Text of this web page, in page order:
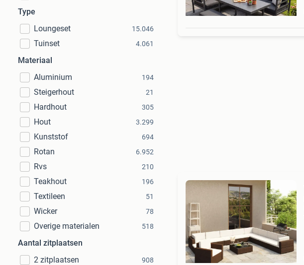
Type
Loungeset
15.046
Tuinset 4.061
Materiaal
Aluminium
194
Steigerhout 21
Hardhout 305
Hout 3.299
Kunststof 694
Rotan 6.952
Rvs 210
Teakhout 196
Textileen 51
Wicker 78
Overige materialen 518
Aantal zitplaatsen
2 zitplaatsen
908